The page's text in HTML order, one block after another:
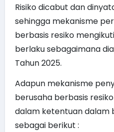
Risiko dicabut dan
sehingga mekanisme
berbasis resiko
berlaku sebagaimana
Tahun 2025.
Adapun mekanisme
berusaha berbasis
dalam ketentuan dalam
sebagai berikut :